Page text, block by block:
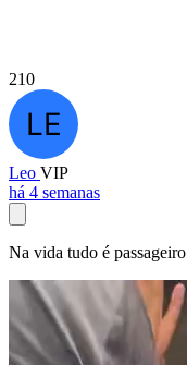
210
Leo VIP
há 4 semanas
Na vida tudo é passageiro